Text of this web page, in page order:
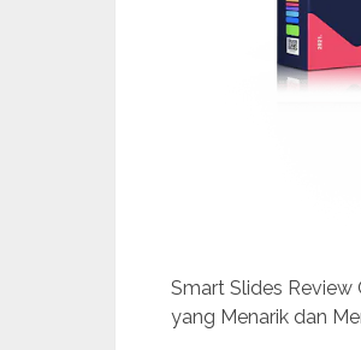
Smart Slides Review
yang Menarik dan